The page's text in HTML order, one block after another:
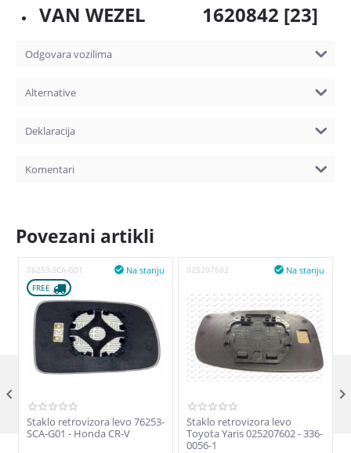
VAN WEZEL 1620842 [23]
Odgovara vozilima
Alternative
Deklaracija
Komentari
Povezani artikli
76253-SCA-G01 Na stanju

FREE
Staklo retrovizora levo 76253-
SCA-G01 - Honda CR-V
025207602 Na stanju

Staklo retrovizora levo
Toyota Yaris 025207602 - 336-
0056-1
 